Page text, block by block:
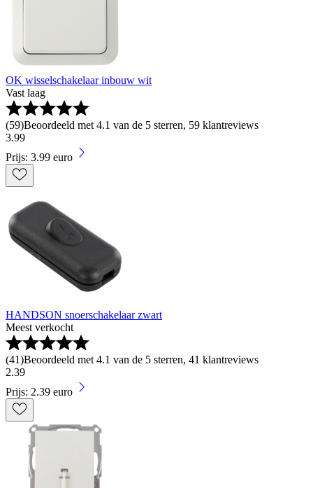
OK wisselschakelaar inbouw wit
Vast laag
(59)Beoordeeld met 4.1 van de 5 sterren, 59 klantreviews
3.99
Prijs: 3.99 euro
HANDSON snoerschakelaar zwart
Meest verkocht
(41)Beoordeeld met 4.1 van de 5 sterren, 41 klantreviews
2.39
Prijs: 2.39 euro